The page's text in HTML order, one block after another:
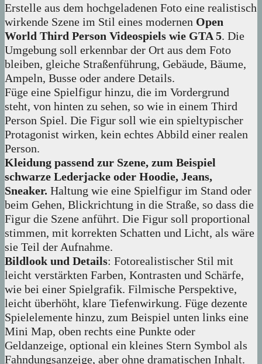
Erstelle aus dem hochgeladenen Foto eine realistisch
wirkende Szene im Stil eines modernen Open
World Third Person Videospiels wie GTA 5. Die
Umgebung soll erkennbar der Ort aus dem Foto
bleiben, gleiche Straßenführung, Gebäude, Bäume,
Ampeln, Busse oder andere Details.
Füge eine Spielfigur hinzu, die im Vordergrund
steht, von hinten zu sehen, so wie in einem Third
Person Spiel. Die Figur soll wie ein spieltypischer
Protagonist wirken, kein echtes Abbild einer realen
Person.
Kleidung passend zur Szene, zum Beispiel
schwarze Lederjacke oder Hoodie, Jeans,
Sneaker. Haltung wie eine Spielfigur im Stand oder
beim Gehen, Blickrichtung in die Straße, so dass die
Figur die Szene anführt. Die Figur soll proportional
stimmen, mit korrekten Schatten und Licht, als wäre
sie Teil der Aufnahme.
Bildlook und Details: Fotorealistischer Stil mit
leicht verstärkten Farben, Kontrasten und Schärfe,
wie bei einer Spielgrafik. Filmische Perspektive,
leicht überhöht, klare Tiefenwirkung. Füge dezente
Spielelemente hinzu, zum Beispiel unten links eine
Mini Map, oben rechts eine Punkte oder
Geldanzeige, optional ein kleines Stern Symbol als
Fahndungsanzeige, aber ohne dramatischen Inhalt.